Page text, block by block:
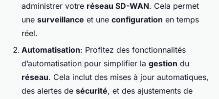
administrer votre réseau SD-WAN. Cela permet
une surveillance et une configuration en temps
réel.
Automatisation: Profitez des fonctionnalités
d’automatisation pour simplifier la gestion du
réseau. Cela inclut des mises à jour automatiques,
des alertes de sécurité, et des ajustements de